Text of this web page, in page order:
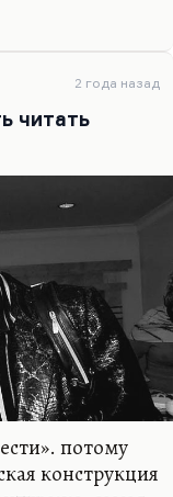
–
эту сеть,
И вот вы уже
и шага. Это
2 года назад
читать
потому
конструкция